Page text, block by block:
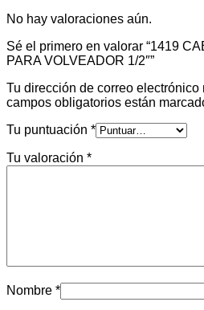
No hay valoraciones aún.
Sé el primero en valorar “1419
PARA VOLVEADOR 1/2″”
Tu dirección de correo electrónico
campos obligatorios están
Tu puntuación *
Tu valoración *
Nombre *